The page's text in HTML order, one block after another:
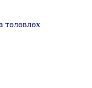
төлөвлөх